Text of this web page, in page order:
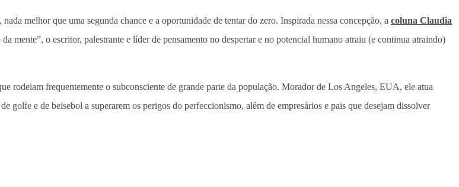
melhor que uma segunda chance e a oportunidade de tentar do zero. Inspirada nessa concepção, a coluna Claudia
mente”, o escritor, palestrante e líder de pensamento no despertar e no potencial humano atraiu (e continua atraindo)
rodeiam frequentemente o subconsciente de grande parte da população. Morador de Los Angeles, EUA, ele atua
e de beisebol a superarem os perigos do perfeccionismo, além de empresários e pais que desejam dissolver